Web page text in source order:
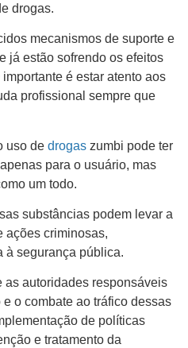
drogas.
mecanismos de suporte e
já estão sofrendo os efeitos
é estar atento aos
profissional sempre que
uso de drogas zumbi pode ter
para o usuário, mas
um todo.
substâncias podem levar a
ações criminosas,
à segurança pública.
as autoridades responsáveis
o combate ao tráfico dessas
de políticas
e tratamento da